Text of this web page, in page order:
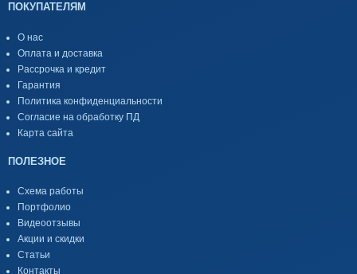
ПОКУПАТЕЛЯМ
О нас
Оплата и доставка
Рассрочка и кредит
Гарантия
Политика конфиденциальности
Согласие на обработку ПД
Карта сайта
ПОЛЕЗНОЕ
Схема работы
Портфолио
Видеоотзывы
Акции и скидки
Статьи
Контакты